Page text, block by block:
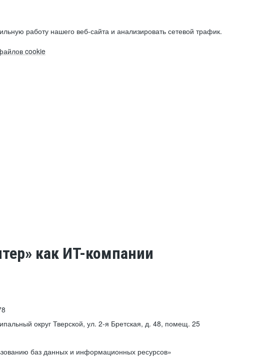
работу нашего веб-сайта и анализировать сетевой трафик.
cookie
как ИТ-компании
округ Тверской, ул. 2-я Бретская, д. 48, помещ. 25
баз данных и информационных ресурсов»